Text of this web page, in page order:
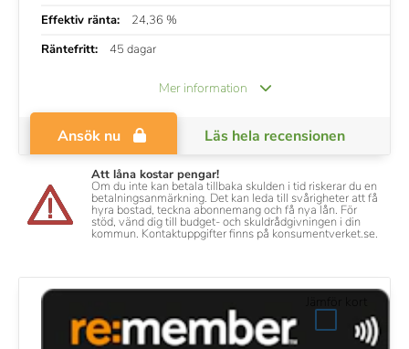
Effektiv ränta:
24,36 %
Räntefritt:
45 dagar
Mer information
Ansök nu Läs hela recensionen
Att låna kostar pengar!
Om du inte kan betala tillbaka skulden i tid riskerar du en
betalningsanmärkning. Det kan leda till svårigheter att få
hyra bostad, teckna abonnemang och få nya lån. För
stöd, vänd dig till budget- och skuldrådgivningen i din
kommun. Kontaktuppgifter finns på konsumentverket.se.